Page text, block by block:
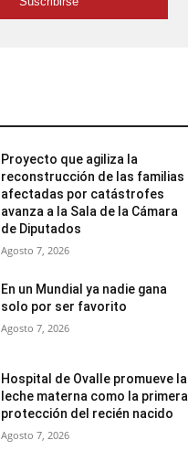
Proyecto que agiliza la
reconstrucción de las familias
afectadas por catástrofes
avanza a la Sala de la Cámara
de Diputados
Agosto 7, 2026
En un Mundial ya nadie gana
solo por ser favorito
Agosto 7, 2026
Hospital de Ovalle promueve la
leche materna como la primera
protección del recién nacido
Agosto 7, 2026